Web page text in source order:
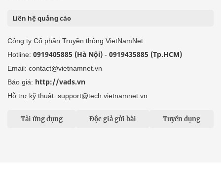
Liên hệ quảng cáo
Công ty Cổ phần Truyền thông VietNamNet
Hotline: 0919405885 (Hà Nội) - 0919435885 (Tp.HCM)
Email: contact@vietnamnet.vn
Báo giá: http://vads.vn
Hỗ trợ kỹ thuật: support@tech.vietnamnet.vn
Tải ứng dụng Độc giả gửi bài Tuyển dụng